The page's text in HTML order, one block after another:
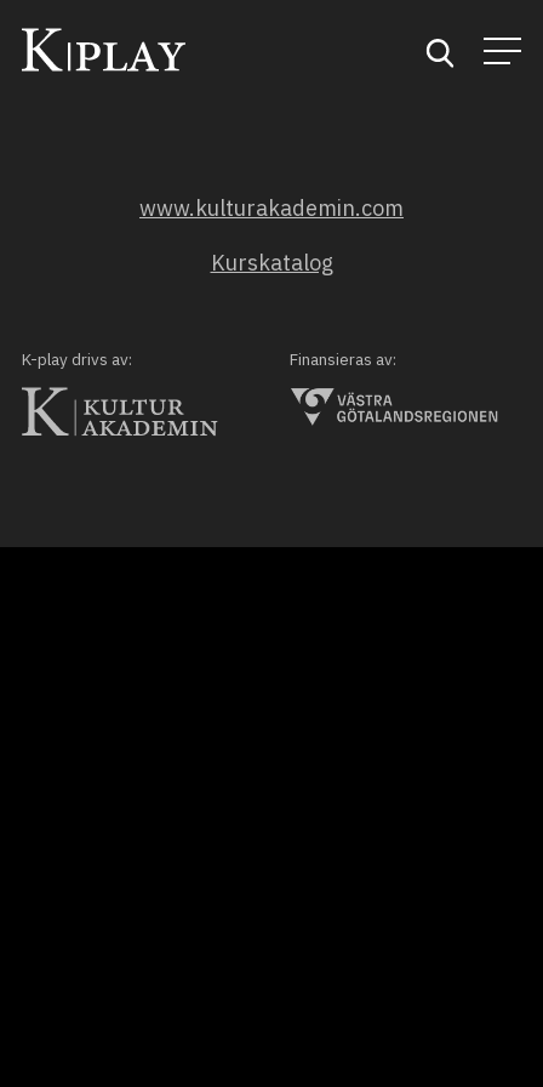
Kategorier
Mina favoriter
www.kulturakademin.com
Kurskatalog
K-play drivs av: Finansieras av: